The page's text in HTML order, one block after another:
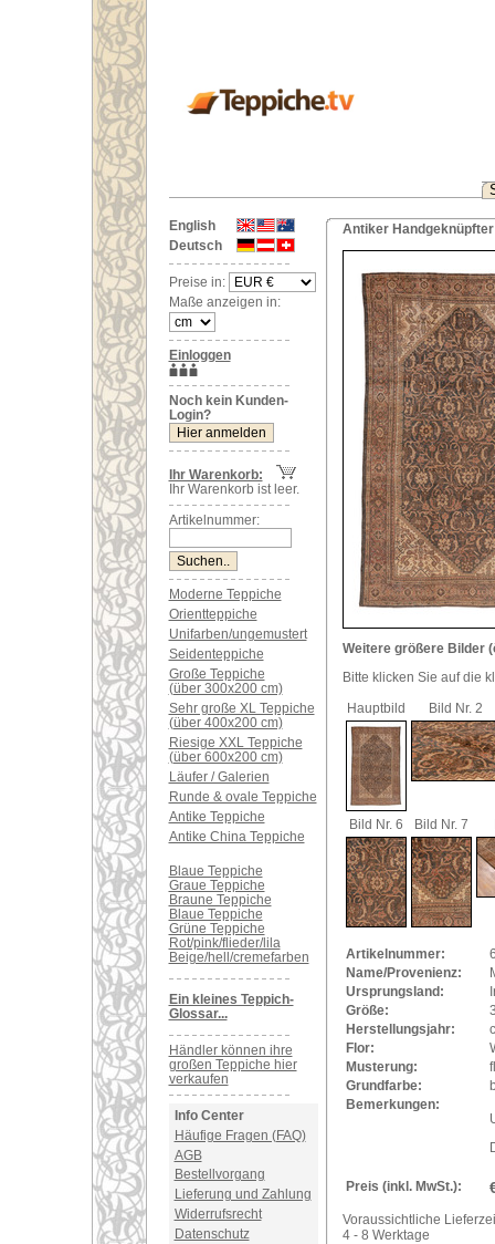
English
Deutsch
Preise in:
Maße anzeigen in:
Einloggen
Noch kein Kunden-
Login?
Ihr Warenkorb:
Ihr Warenkorb ist leer.
Artikelnummer:
Moderne Teppiche
Orientteppiche
Unifarben/ungemustert
Seidenteppiche
Große Teppiche
(über 300x200 cm)
Sehr große XL Teppiche
(über 400x200 cm)
Riesige XXL Teppiche
(über 600x200 cm)
Läufer / Galerien
Runde & ovale Teppiche
Antike Teppiche
Antike China Teppiche
Blaue Teppiche
Graue Teppiche
Braune Teppiche
Blaue Teppiche
Grüne Teppiche
Rot/pink/flieder/lila
Beige/hell/cremefarben
Ein kleines Teppich-
Glossar...
Händler können ihre
großen Teppiche hier
verkaufen
Info Center
Häufige Fragen (FAQ)
AGB
Bestellvorgang
Lieferung und Zahlung
Widerrufsrecht
Datenschutz
Antiker Handgeknüpfter
Weitere größere Bilder
Bitte klicken Sie auf die
Hauptbild
Bild Nr. 2
Bild Nr. 6 Bild Nr. 7
Artikelnummer:
Name/Provenienz:
Ursprungsland:
Größe:
Herstellungsjahr:
Flor:
Musterung:
Grundfarbe:
Bemerkungen:
Preis (inkl. MwSt.):
Voraussichtliche
4 - 8 Werktage